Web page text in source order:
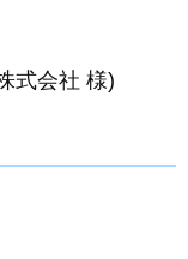
式会社 様)